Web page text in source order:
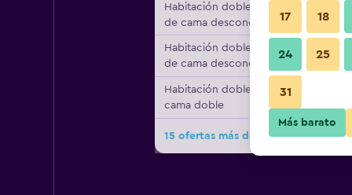
Habitación doble, tipo
de cama desconocido
Habitación doble, tipo
de cama desconocido
Habitación doble, 1
cama doble
15 ofertas más de Hotel Henry
17 18
24 25
31
Más barato